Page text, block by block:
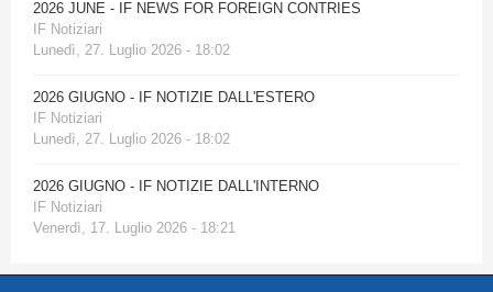
2026 JUNE - IF NEWS FOR FOREIGN CONTRIES
IF Notiziari
Lunedì, 27. Luglio 2026 - 18:02
2026 GIUGNO - IF NOTIZIE DALL'ESTERO
IF Notiziari
Lunedì, 27. Luglio 2026 - 18:02
2026 GIUGNO - IF NOTIZIE DALL'INTERNO
IF Notiziari
Venerdì, 17. Luglio 2026 - 18:21